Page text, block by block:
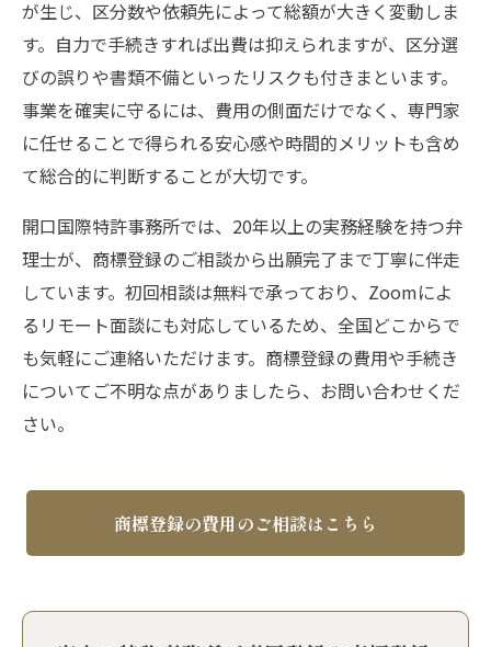
が生じ、区分数や依頼先によって総額が大きく変動しま
す。自力で手続きすれば出費は抑えられますが、区分選
びの誤りや書類不備といったリスクも付きまといます。
事業を確実に守るには、費用の側面だけでなく、専門家
に任せることで得られる安心感や時間的メリットも含め
て総合的に判断することが大切です。
開口国際特許事務所では、20年以上の実務経験を持つ弁
理士が、商標登録のご相談から出願完了まで丁寧に伴走
しています。初回相談は無料で承っており、Zoomによ
るリモート面談にも対応しているため、全国どこからで
も気軽にご連絡いただけます。商標登録の費用や手続き
についてご不明な点がありましたら、お問い合わせくだ
さい。
商標登録の費用のご相談はこちら